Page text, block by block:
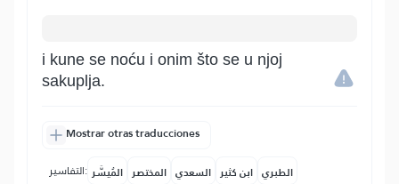
i kune se noću i onim što se u njoj
sakuplja.
Mostrar otras traducciones
التفاسير: المُيسَّر المختصر السعدي ابن كثير الطبري